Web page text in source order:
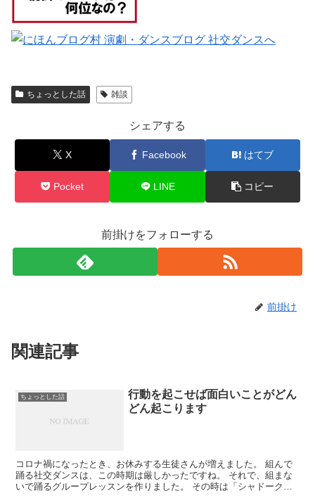
ちょっとした話 雑談
シェアする
X Facebook はてブ
Pocket LINE コピー
前掛けをフォローする
前掛け
関連記事
ちょっとした話
行動を起こせば面白いことがどん
どん起こります
コロナ禍になったとき、お休みする生徒さんが増えました。 組んで
踊る社交ダンスは、この時期は厳しかったですね。 それで、組まな
いで踊るグループレッスンを作りました。 その時は「シャドークラ